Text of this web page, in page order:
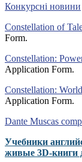
Конкурсні новини
Constellation of
Form.
Constellation:
Application Form.
Constellation:
Application Form.
Dante Muscas
Учебники
живые 3D-книги